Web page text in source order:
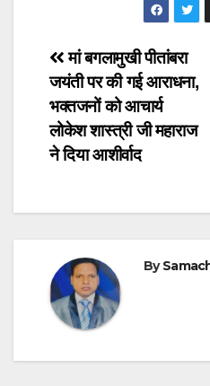
Post
navigation
मां बगलामुखी पीतांबरा
जयंती पर की गई आराधना,
भक्तजनों को आचार्य
लोकेश शास्त्री जी महाराज
ने दिया आशीर्वाद
By